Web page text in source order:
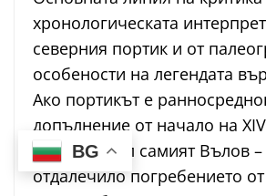
хронологическата
северния портик и от
особености на легендата
Ако портикът е
допълнение от начало на
предполагал самият Вълов
отдалечило погребението
BG